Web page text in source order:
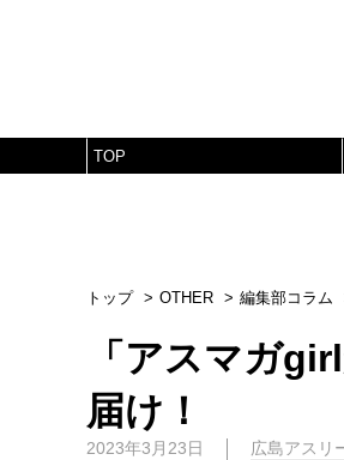
TOP
トップ OTHER 編集部コラム
「アスマガ
届け！
2023年3月23日 広島アスリ